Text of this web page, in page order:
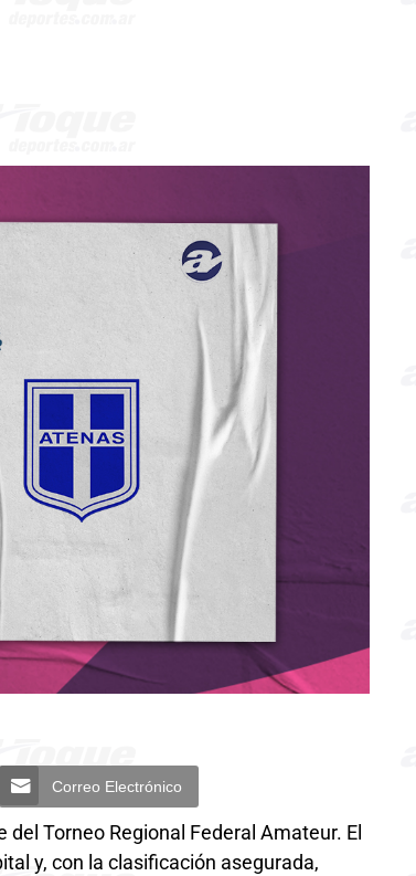
Correo Electrónico
Torneo Regional Federal Amateur. El
y, con la clasificación asegurada,